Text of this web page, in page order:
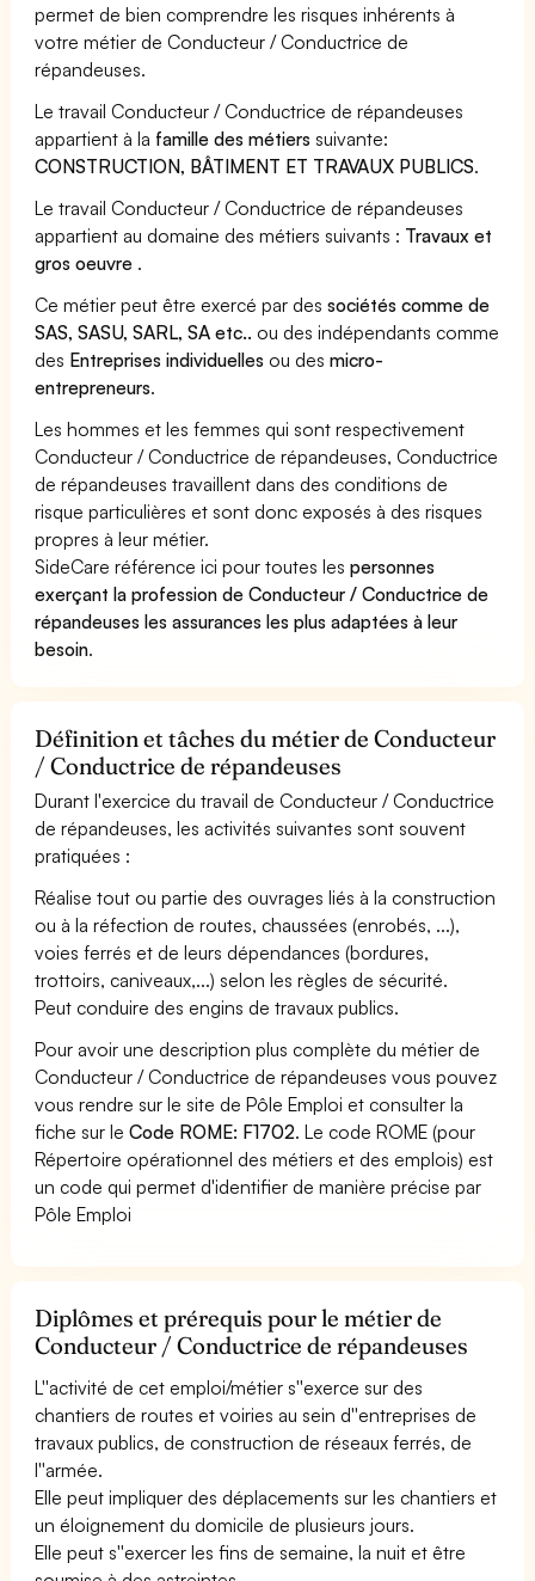
permet de bien comprendre les risques inhérents à
votre métier de Conducteur / Conductrice de
répandeuses.
Le travail Conducteur / Conductrice de répandeuses
appartient à la famille des métiers suivante:
CONSTRUCTION, BÂTIMENT ET TRAVAUX PUBLICS.
Le travail Conducteur / Conductrice de répandeuses
appartient au domaine des métiers suivants : Travaux et
gros oeuvre .
Ce métier peut être exercé par dessociétés comme de
SAS, SASU, SARL, SA etc.. ou des indépendants comme
des Entreprises individuelles ou desmicro-
entrepreneurs.
Les hommes et les femmes qui sont respectivement
Conducteur / Conductrice de répandeuses, Conductrice
de répandeuses travaillent dans des conditions de
risque particulières et sont donc exposés à des risques
propres à leur métier.
SideCare référence ici pour toutes lespersonnes
exerçant la profession de Conducteur / Conductrice de
répandeuses les assurances les plus adaptées à leur
besoin.
Définition et tâches du métier de Conducteur
/ Conductrice de répandeuses
Durant l'exercice du travail de Conducteur / Conductrice
de répandeuses, les activités suivantes sont souvent
pratiquées :
Réalise tout ou partie des ouvrages liés à la construction
ou à la réfection de routes, chaussées (enrobés, ...),
voies ferrés et de leurs dépendances (bordures,
trottoirs, caniveaux,...) selon les règles de sécurité.
Peut conduire des engins de travaux publics.
Pour avoir une description plus complète du métier de
Conducteur / Conductrice de répandeuses vous pouvez
vous rendre sur le site de Pôle Emploi et consulter la
fiche sur leCode ROME: F1702. Le code ROME (pour
Répertoire opérationnel des métiers et des emplois) est
un code qui permet d'identifier de manière précise par
Pôle Emploi
Diplômes et prérequis pour le métier de
Conducteur / Conductrice de répandeuses
L''activité de cet emploi/métier s''exerce sur des
chantiers de routes et voiries au sein d''entreprises de
travaux publics, de construction de réseaux ferrés, de
l''armée.
Elle peut impliquer des déplacements sur les chantiers et
un éloignement du domicile de plusieurs jours.
Elle peut s''exercer les fins de semaine, la nuit et être